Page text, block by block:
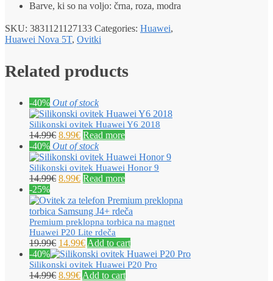
Barve, ki so na voljo: črna, roza, modra
SKU: 3831121127133 Categories: Huawei,
Huawei Nova 5T, Ovitki
Related products
-40% Out of stock
Silikonski ovitek Huawei Y6 2018
14.99€ 8.99€ Read more
-40% Out of stock
Silikonski ovitek Huawei Honor 9
14.99€ 8.99€ Read more
-25%
Premium preklopna torbica na magnet
Huawei P20 Lite rdeča
19.99€ 14.99€ Add to cart
-40%
Silikonski ovitek Huawei P20 Pro
14.99€ 8.99€ Add to cart